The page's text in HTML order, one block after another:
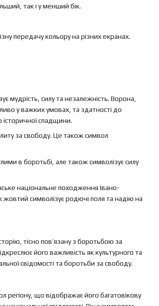
так і у менший бік.
передачу кольору на різних екранах.
мудрість, силу та незалежність. Ворона,
у важких умовах, та здатності до
історичної спадщини.
за свободу. Це також символ
в боротьбі, але також символізує силу
національне походження Івано-
жовтий символізує родючі поля та надію на
тісно пов’язану з боротьбою за
його важливість як культурного та
свідомості та боротьби за свободу.
регіону, що відображає його багатовікову